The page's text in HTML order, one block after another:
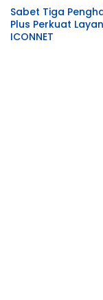
Sabet Tiga
Plus Perkuat
ICONNET